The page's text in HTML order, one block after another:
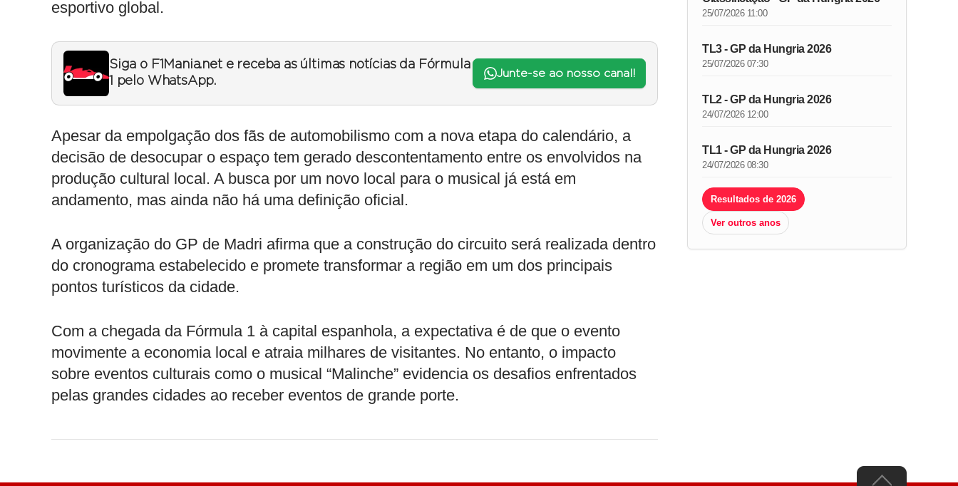
esportivo global.
Siga o F1Mania.net e receba as últimas notícias da Fórmula
1 pelo WhatsApp.
Junte-se ao nosso canal!
Apesar da empolgação dos fãs de automobilismo com a nova etapa do calendário, a
decisão de desocupar o espaço tem gerado descontentamento entre os envolvidos na
produção cultural local. A busca por um novo local para o musical já está em
andamento, mas ainda não há uma definição oficial.
A organização do GP de Madri afirma que a construção do circuito será realizada dentro
do cronograma estabelecido e promete transformar a região em um dos principais
pontos turísticos da cidade.
Com a chegada da Fórmula 1 à capital espanhola, a expectativa é de que o evento
movimente a economia local e atraia milhares de visitantes. No entanto, o impacto
sobre eventos culturais como o musical “Malinche” evidencia os desafios enfrentados
pelas grandes cidades ao receber eventos de grande porte.
25/07/2026 11:00
TL3 - GP da Hungria 2026
25/07/2026 07:30
TL2 - GP da Hungria 2026
24/07/2026 12:00
TL1 - GP da Hungria 2026
24/07/2026 08:30
Resultados de 2026
Ver outros anos